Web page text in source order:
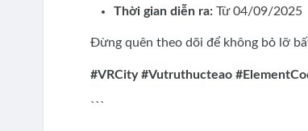
Thời gian diễn ra: Từ 04/09/2025
Đừng quên theo dõi để không bỏ lỡ
#VRCity #Vutruthucteao
```